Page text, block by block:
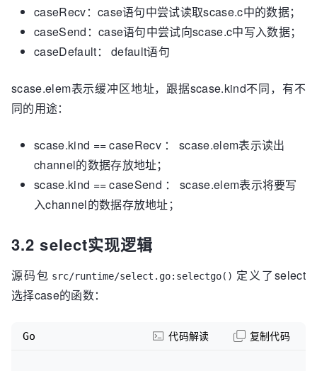
caseRecv：case语句中尝试读取scase.c中的数据；
caseSend：case语句中尝试向scase.c中写入数据；
caseDefault： default语句
scase.elem表示缓冲区地址，跟据scase.kind不同，有不
同的用途：
scase.kind == caseRecv ： scase.elem表示读出
channel的数据存放地址；
scase.kind == caseSend ： scase.elem表示将要写
入channel的数据存放地址；
3.2 select实现逻辑
源码包 src/runtime/select.go:selectgo() 定义了select
选择case的函数：
Go 代码解读 复制代码